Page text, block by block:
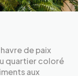
de paix
quartier coloré
aux